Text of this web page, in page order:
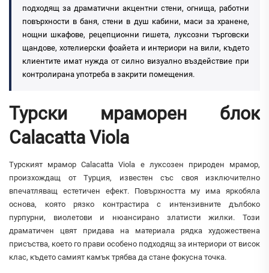
подходящ за драматични акцентни стени, огнища, работни
повърхности в баня, стени в душ кабини, маси за хранене,
нощни шкафове, рецепционни гишета, луксозни търговски
щандове, хотелиерски фоайета и интериори на вили, където
клиентите имат нужда от силно визуално въздействие при
контролирана употреба в закрити помещения.
Турски мраморен блок
Calacatta Viola
Турският мрамор Calacatta Viola е луксозен природен мрамор,
произхождащ от Турция, известен със своя изключително
впечатляващ естетичен ефект. Повърхността му има яркобяла
основа, която рязко контрастира с интензивните дълбоко
пурпурни, виолетови и нюансирано златисти жилки. Този
драматичен цвят придава на материала рядка художествена
присъства, което го прави особено подходящ за интериори от висок
клас, където самият камък трябва да стане фокусна точка.